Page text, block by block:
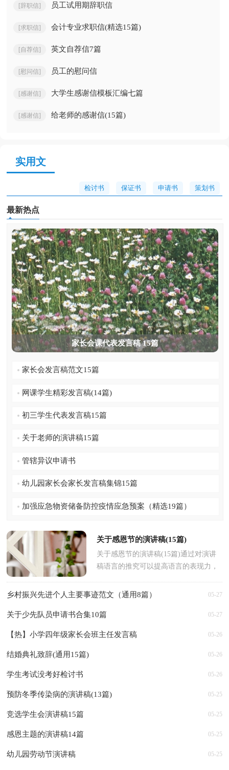
[辞职信] 员工试用期辞职信
[求职信] 会计专业求职信(精选15篇)
[自荐信] 英文自荐信7篇
[慰问信] 员工的慰问信
[感谢信] 大学生感谢信模板汇编七篇
[感谢信] 给老师的感谢信(15篇)
实用文
策划书
申请书
保证书
检讨书
最新热点
家长会课代表发言稿 15篇
家长会发言稿范文15篇
网课学生精彩发言稿(14篇)
初三学生代表发言稿15篇
关于老师的演讲稿15篇
管辖异议申请书
幼儿园家长会家长发言稿集锦15篇
加强应急物资储备防控疫情应急预案（精选19篇）
关于感恩节的演讲稿(15篇)
关于感恩节的演讲稿(15篇)通过对演讲
稿语言的推究可以提高语言的表现力，
来越多地方需要用到演讲...
05-27
乡村振兴先进个人主要事迹范文（通用8篇）
05-27
关于少先队员申请书合集10篇
05-26
【热】小学四年级家长会班主任发言稿
05-26
结婚典礼致辞(通用15篇)
05-26
学生考试没考好检讨书
05-25
预防冬季传染病的演讲稿(13篇)
05-25
竞选学生会演讲稿15篇
05-25
感恩主题的演讲稿14篇
05-25
幼儿园劳动节演讲稿